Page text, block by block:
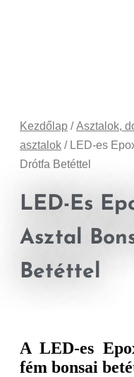
Kezdőlap /Asztalok,
asztalok / LED-es
Drótfa Betéttel
LED-Es
Asztal
Betéttel
A LED-es
fém bonsai